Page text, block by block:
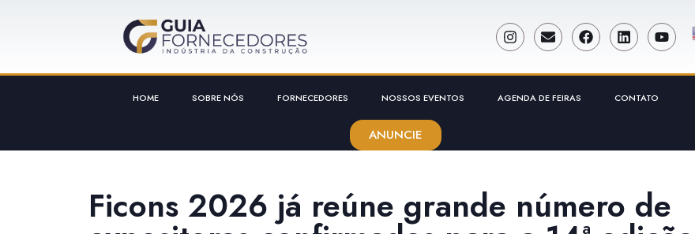
HOME SOBRE NÓS FORNECEDORES NOSSOS EVENTOS AGENDA DE FEIRAS CONTATO
ANUNCIE
Ficons 2026 já reúne grande número de